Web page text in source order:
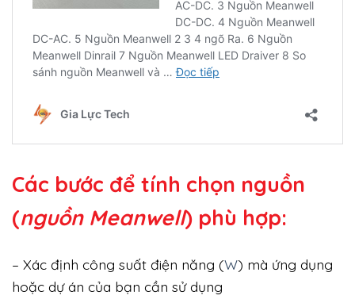
Các bước để tính chọn nguồn
(nguồn Meanwell) phù hợp:
– Xác định công suất điện năng (W) mà ứng dụng
hoặc dự án của bạn cần sử dụng